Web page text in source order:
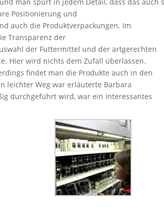
Positionierung und
auch die Produktverpackungen. Im
Transparenz der
der Futtermittel und der artgerechten
Hier wird nichts dem Zufall überlassen.
findet man die Produkte auch in den
leichter Weg war erläuterte Barbara
durchgeführt wird, war ein interessantes